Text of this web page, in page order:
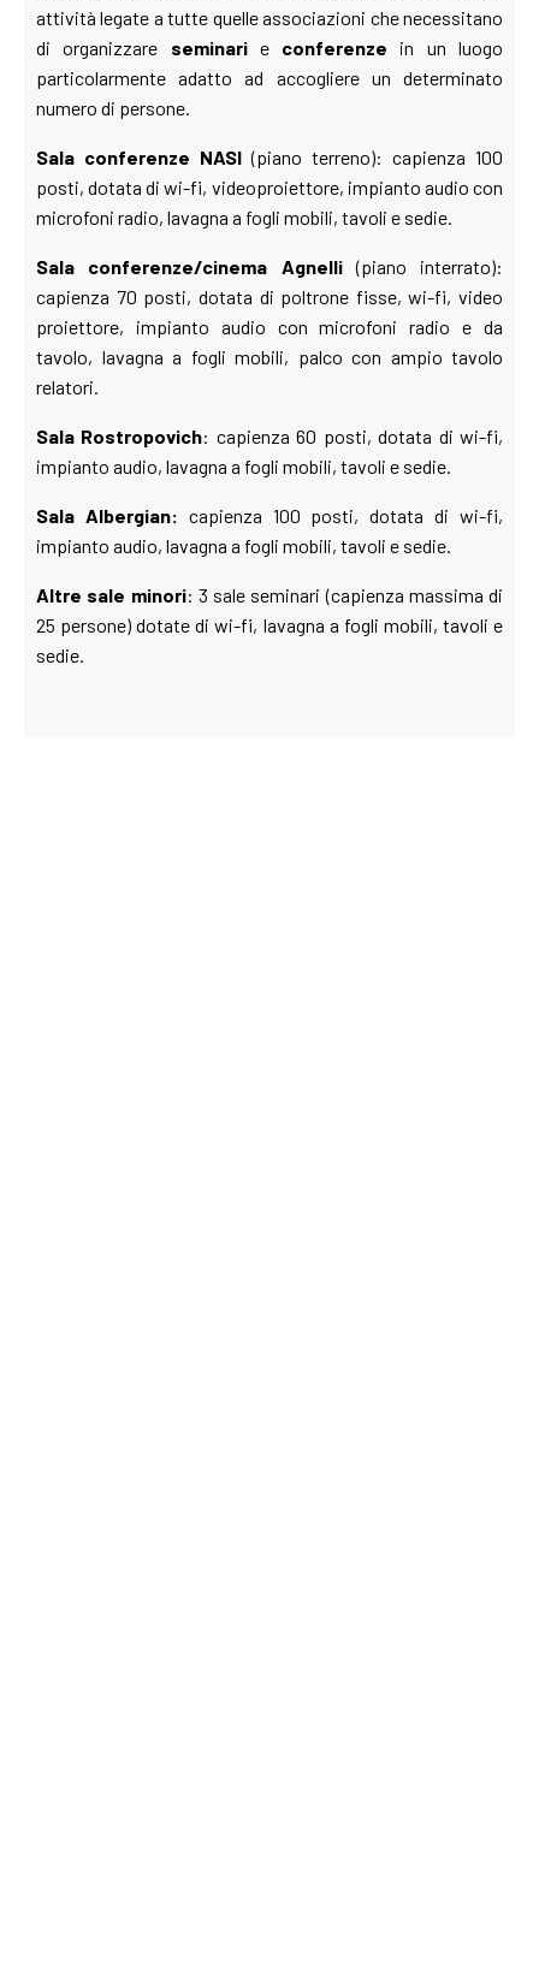
attività legate a tutte quelle associazioni che necessitano
di organizzare seminarie conferenze in un luogo
particolarmente adatto ad accogliere un determinato
numero di persone.
Sala conferenze NASI (piano terreno): capienza 100
posti, dotata di wi-fi, videoproiettore, impianto audio con
microfoni radio, lavagna a fogli mobili, tavoli e sedie.
Sala conferenze/cinema Agnelli(piano interrato):
capienza 70 posti, dotata di poltrone fisse, wi-fi, video
proiettore, impianto audio con microfoni radio e da
tavolo, lavagna a fogli mobili, palco con ampio tavolo
relatori.
Sala Rostropovich: capienza 60 posti, dotata di wi-fi,
impianto audio, lavagna a fogli mobili, tavoli e sedie.
Sala Albergian: capienza 100 posti, dotata di wi-fi,
impianto audio, lavagna a fogli mobili, tavoli e sedie.
Altre sale minori: 3 sale seminari (capienza massima di
25 persone) dotate di wi-fi, lavagna a fogli mobili, tavoli e
sedie.